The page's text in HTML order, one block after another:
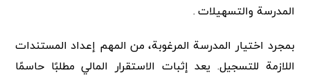
المدرسة والتسهيلات .
بمجرد اختيار المدرسة المرغوبة، من المهم إعداد المستندات
اللازمة للتسجيل. يعد إثبات الاستقرار المالي مطلبًا حاسمًا